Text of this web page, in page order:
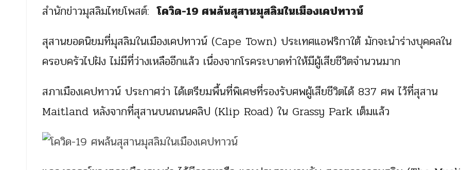
สำนักข่าวมุสลิมไทยโพสต์:โควิด-19 ศพล้นสุสานมุสลิมในเมืองเคปทาวน์
สุสานยอดนิยมที่มุสลิมในเมืองเคปทาวน์ (Cape Town) ประเทศแอฟริกาใต้ มักจะนำร่างบุคคลใน
ครอบครัวไปฝัง ไม่มีที่ว่างเหลืออีกแล้ว เนื่องจากโรคระบาดทำให้มีผู้เสียชีวิตจำนวนมาก
สภาเมืองเคปทาวน์ ประกาศว่า ได้เตรียมพื้นที่พิเศษที่รองรับศพผู้เสียชีวิตได้ 837 ศพ ไว้ที่สุสาน
Maitland หลังจากที่สุสานบนถนนคลิป (Klip Road) ใน Grassy Park เต็มแล้ว